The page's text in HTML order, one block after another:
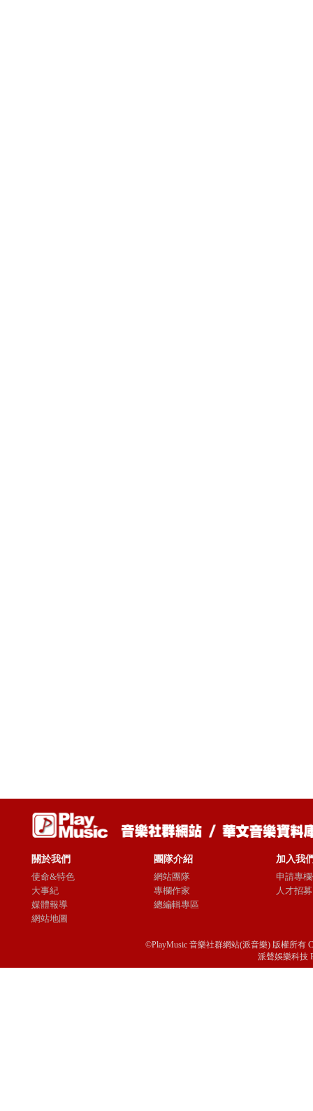
關於我們
使命&特色
大事紀
媒體報導
網站地圖
團隊介紹
網站團隊
專欄作家
總編輯專區
加入我
申請專
人才招募
©PlayMusic 音樂社群網站(派音樂) 版權所有
派聲娛樂科技